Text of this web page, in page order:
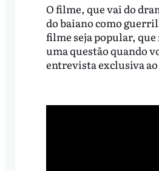
O filme, que vai do
do baiano como
filme seja popular,
uma questão quando
entrevista exclusiva ao